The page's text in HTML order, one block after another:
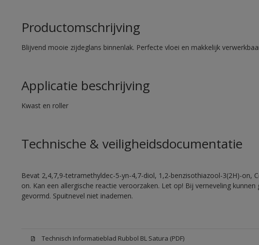
Productomschrijving
Blijvend mooie zijdeglans binnenlak. Perfecte vloei en makkelijk
Applicatie beschrijving
Kwast en roller
Technische & veiligheidsdocumentatie
Bevat 2,4,7,9-tetramethyldec-5-yn-4,7-diol, 1,2-benzisothiazool-3(2H)-on,
on. Kan een allergische reactie veroorzaken. Let op! Bij verneveling
gevormd. Spuitnevel niet inademen.
Technisch Informatieblad Rubbol BL Satura (PDF)